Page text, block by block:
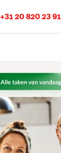
+31 20 820 23 91